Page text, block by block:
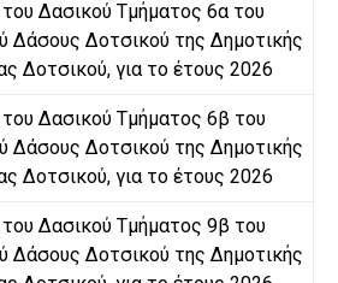
Δασικού Τμήματος 6α του
Δάσους Δοτσικού της Δημοτικής
Δοτσικού, για το έτους 2026
Δασικού Τμήματος 6β του
Δάσους Δοτσικού της Δημοτικής
Δοτσικού, για το έτους 2026
Δασικού Τμήματος 9β του
Δάσους Δοτσικού της Δημοτικής